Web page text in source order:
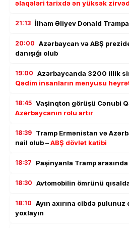
əlaqələri tarixdə ən yüksək
21:13 İlham Əliyev Donald
20:00 Azərbaycan və ABŞ
danışığı olub
19:00 Azərbaycanda 3200 illik
Qədim insanların menyusu
18:45 Vaşinqton görüşü Cənubi
Azərbaycanın rolu artır
18:39 Tramp Ermənistan və
nail olub –ABŞ dövlət katibi
18:37 Paşinyanla Tramp arasında
18:30 Avtomobilin ömrünü
18:10 Ayın axırına cibdə
yoxlayın